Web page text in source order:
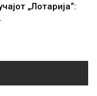
„Лотарија“: